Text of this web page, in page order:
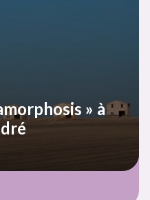
» à